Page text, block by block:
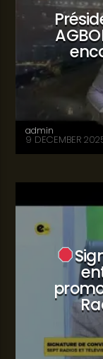
admin
9 DECEMBER